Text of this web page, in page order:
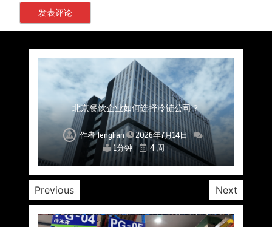
上海餐饮连锁加速，冷链配送如何破解冻品食材
流通难题？
作者lenglian
2026年7月14日
1分钟
4 周
杭州中央厨房布局餐饮连锁，冷链配送如何打通
关键一环
作者lenglian
2026年7月14日
1分钟
4 周
北京餐饮企业如何选择冷链公司？
作者lenglian
2026年7月14日
1分钟
4 周
深圳冷链物流如何护航餐饮连锁？冻品食材流通
全解析
作者lenglian
2026年7月14日
1分钟
4 周
北京餐饮仓配一体化的核心价值与落地实践解析
作者lenglian
2026年7月14日
1分钟
4 周
武汉冻品配送三要素：控温、时效、低成本如何
兼得？
作者lenglian
2026年7月14日
1分钟
4 周
重庆冷链布局解冻食材运输密码，餐饮连锁如何
稳控品质？
作者lenglian
2026年7月14日
1分钟
4 周
Previous Next